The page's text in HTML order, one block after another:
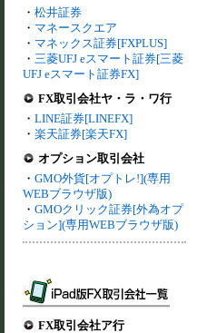
・ 松井証券
・ マネースクエア
・ マネックス証券[FXPLUS]
・ 三菱UFJ eスマート証券[三菱
UFJ eスマート証券FX]
FX取引会社ヤ・ラ・ワ行
・ LINE証券[LINEFX]
・ 楽天証券[楽天FX]
オプション取引会社
・ GMO外貨[オプトレ!](専用
WEBブラウザ版)
・ GMOクリック証券[外為オプ
ション](専用WEBブラウザ版)
FX取引会社ア行